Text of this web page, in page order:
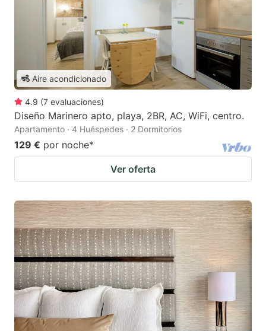
Aire acondicionado
4.9 (7 evaluaciones)
Diseño Marinero apto, playa, 2BR, AC, WiFi, centro.
Apartamento · 4 Huéspedes · 2 Dormitorios
129 € por noche*
Ver oferta